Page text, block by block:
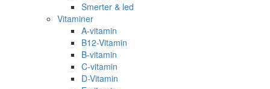
Smerter & led
Vitaminer
A-vitamin
B12-Vitamin
B-vitamin
C-vitamin
D-Vitamin